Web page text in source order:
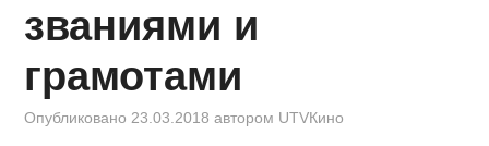
ВОЙТИ
званиями и
грамотами
Опубликовано 23.03.2018 автором UTVКино